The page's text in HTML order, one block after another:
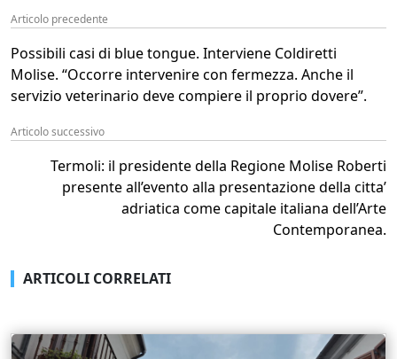
Articolo precedente
Possibili casi di blue tongue. Interviene Coldiretti
Molise. “Occorre intervenire con fermezza. Anche il
servizio veterinario deve compiere il proprio dovere”.
Articolo successivo
Termoli: il presidente della Regione Molise Roberti
presente all’evento alla presentazione della citta’
adriatica come capitale italiana dell’Arte
Contemporanea.
ARTICOLI CORRELATI